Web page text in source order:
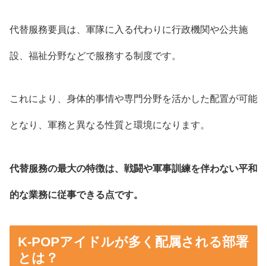
代替服務要員は、軍隊に入る代わりに行政機関や公共施
設、福祉分野などで服務する制度です。
これにより、身体的事情や専門分野を活かした配置が可能
となり、軍務と異なる性質と環境になります。
代替服務の最大の特徴は、戦闘や軍事訓練を伴わない平和
的な業務に従事できる点です。
K-POPアイドルが多く配属される部署
とは？